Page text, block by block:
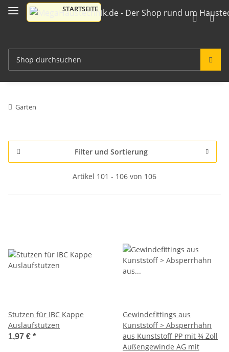
Garten
Filter und Sortierung
Artikel 101 - 106 von 106
Stutzen für IBC Kappe
Auslaufstutzen
1,97 € *
Gewindefittings aus
Kunststoff > Absperrhahn
aus Kunststoff PP mit ¾ Zoll
Außengewinde AG mit